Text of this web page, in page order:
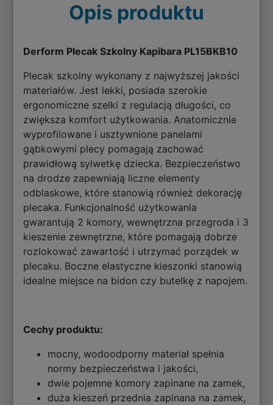
Opis produktu
Derform Plecak Szkolny Kapibara PL15BKB10
Plecak szkolny wykonany z najwyższej jakości
materiałów. Jest lekki, posiada szerokie
ergonomiczne szelki z regulacją długości, co
zwiększa komfort użytkowania. Anatomicznie
wyprofilowane i usztywnione panelami
gąbkowymi plecy pomagają zachować
prawidłową sylwetkę dziecka. Bezpieczeństwo
na drodze zapewniają liczne elementy
odblaskowe, które stanowią również dekorację
plecaka. Funkcjonalność użytkowania
gwarantują 2 komory, wewnętrzna przegroda i 3
kieszenie zewnętrzne, które pomagają dobrze
rozlokować zawartość i utrzymać porządek w
plecaku. Boczne elastyczne kieszonki stanowią
idealne miejsce na bidon czy butelkę z napojem.
Cechy produktu:
mocny, wodoodporny materiał spełnia
normy bezpieczeństwa i jakości,
dwie pojemne komory zapinane na zamek,
duża kieszeń przednia zapinana na zamek,